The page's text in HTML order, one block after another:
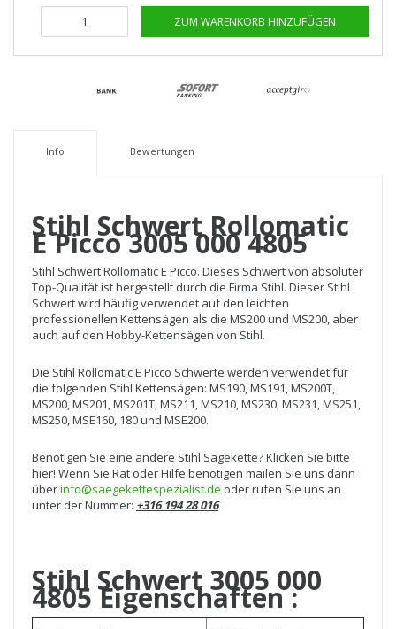
ZUM WARENKORB HINZUFÜGEN
Info Bewertungen
Stihl Schwert Rollomatic
E Picco 3005 000 4805
Stihl Schwert Rollomatic E Picco. Dieses Schwert von absoluter
Top-Qualität ist hergestellt durch die Firma Stihl. Dieser Stihl
Schwert wird häufig verwendet auf den leichten
professionellen Kettensägen als die MS200 und MS200, aber
auch auf den Hobby-Kettensägen von Stihl.
Die Stihl Rollomatic E Picco Schwerte werden verwendet für
die folgenden Stihl Kettensägen: MS190, MS191, MS200T,
MS200, MS201, MS201T, MS211, MS210, MS230, MS231, MS251,
MS250, MSE160, 180 und MSE200.
Benötigen Sie eine andere Stihl Sägekette? Klicken Sie bitte
hier! Wenn Sie Rat oder Hilfe benötigen mailen Sie uns dann
überinfo@saegekettespezialist.de oder rufen Sie uns an
unter der Nummer: +316 194 28 016
Stihl Schwert 3005 000
4805 Eigenschaften :